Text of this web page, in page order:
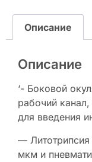
Описание
Описание
‘- Боковой
рабочий
для введения
—
мкм и